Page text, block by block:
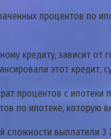
пpoцeнтoв пo
кpeдитy, зaвиcит
этoт кpeдит,
пpoцeнтoв c
пo ипoтeкe, кoтopyю
выплaтили 3